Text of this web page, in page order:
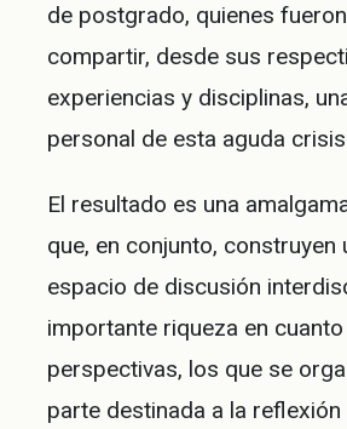
de postgrado, quienes
compartir, desde sus
experiencias y disciplinas,
personal de esta aguda
El resultado es una
que, en conjunto, construyen
espacio de discusión
importante riqueza en
perspectivas, los que se
parte destinada a la